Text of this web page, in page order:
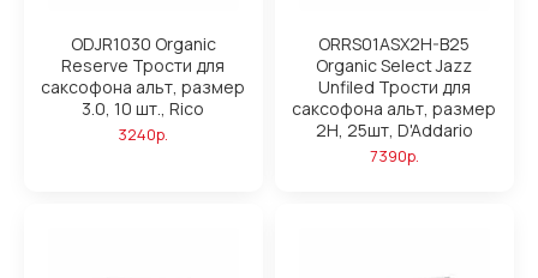
ODJR1030 Organic
Reserve Трости для
саксофона альт, размер
3.0, 10 шт., Rico
3240р.
ORRS01ASX2H-B25
Organic Select Jazz
Unfiled Трости для
саксофона альт, размер
2H, 25шт, D'Addario
7390р.